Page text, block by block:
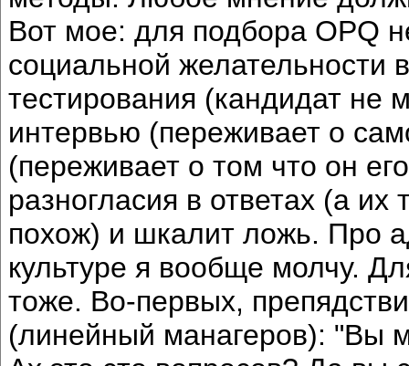
Вот мое: для подбора OPQ
социальной желательности
тестирования (кандидат не
интервью (переживает о
(переживает о том что он
разногласия в ответах (а
похож) и шкалит ложь. Про
культуре я вообще молчу.
тоже. Во-первых,
(линейный манагеров): "Вы